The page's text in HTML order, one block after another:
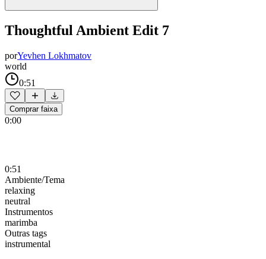
Thoughtful Ambient Edit 7
porYevhen Lokhmatov
world
0:51
Comprar faixa
0:00
0:51
Ambiente/Tema
relaxing
neutral
Instrumentos
marimba
Outras tags
instrumental